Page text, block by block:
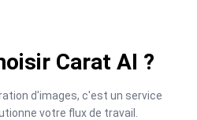
Carat AI ?
d'images, c'est un service
votre flux de travail.